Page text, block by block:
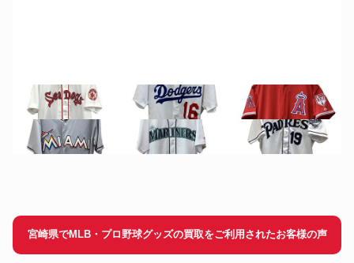
宮崎県でMLB・プロ野球グッズの買取をご利用されたお客様の声